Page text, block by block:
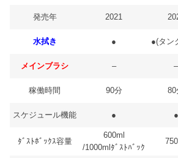
発売年 2021
水拭き ● ●(タン
メインブラシ – –
稼働時間 90分 80
スケジュール機能 ● ●
ﾀﾞｽﾄﾎﾞｯｸｽ容量
600ml
/1000mlﾀﾞｽﾄﾊﾞｯｸ